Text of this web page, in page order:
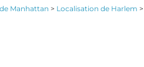
Manhattan > Localisation de Harlem >